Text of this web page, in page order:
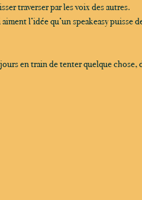
traverser par les voix des autres.
l’idée qu’un speakeasy puisse
en train de tenter quelque chose,